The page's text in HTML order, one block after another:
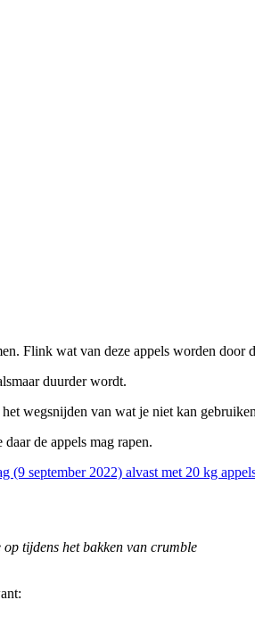
Flink wat van deze appels worden door
duurder wordt.
wegsnijden van wat je niet kan
de appels mag rapen.
(9 september 2022) alvast met 20 kg
tijdens het bakken van crumble